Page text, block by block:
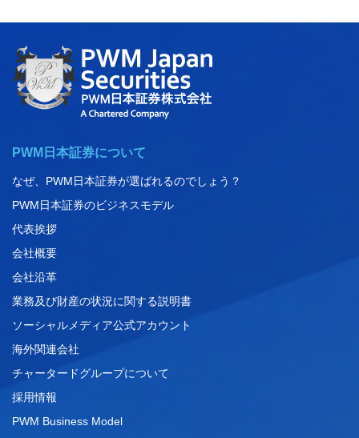
PWM日本証券について
なぜ、PWM日本証券が選ばれるのでしょう？
PWM日本証券のビジネスモデル
代表挨拶
会社概要
会社沿革
業務及び財産の状況に関する説明書
ソーシャルメディア公式アカウント
海外関連会社
チャータードグループについて
採用情報
PWM Business Model